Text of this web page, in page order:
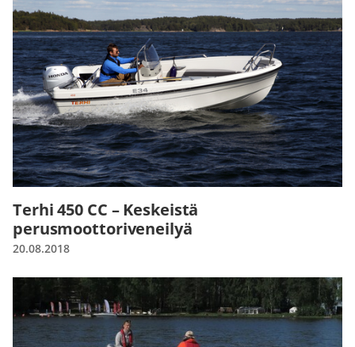
Terhi 450 CC – Keskeistä
perusmoottoriveneilyä
20.08.2018